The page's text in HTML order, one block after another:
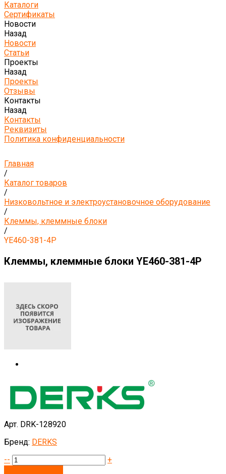
Каталоги
Сертификаты
Новости
Назад
Новости
Статьи
Проекты
Назад
Проекты
Отзывы
Контакты
Назад
Контакты
Реквизиты
Политика конфиденциальности
Главная
/
Каталог товаров
/
Низковольтное и электроустановочное оборудование
/
Клеммы, клеммные блоки
/
YE460-381-4P
Клеммы, клеммные блоки YE460-381-4P
Арт. DRK-128920
Бренд: DERKS
--
+